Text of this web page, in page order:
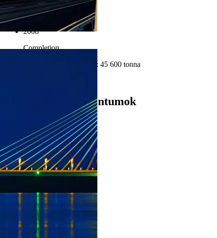
Projekt adatok
2008
Completion
Teljes cementszükséglet: 45 600 tonna
Letölthető dokumentumok